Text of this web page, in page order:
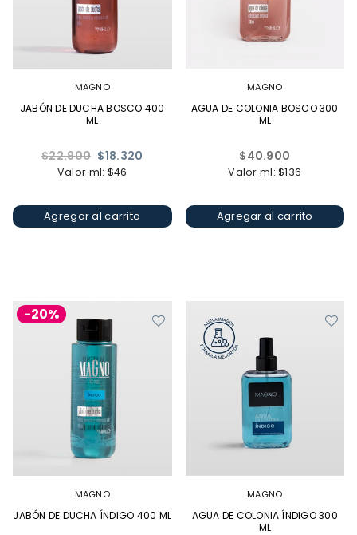
MAGNO
JABÓN DE DUCHA BOSCO 400
ML
Precio
habitual
$22.900 $18.320
Valor ml: $46
Agregar al carrito
MAGNO
AGUA DE COLONIA BOSCO 300
ML
Precio
habitual
$40.900
Valor ml: $136
Agregar al carrito
-20%
MAGNO
JABÓN DE DUCHA ÍNDIGO 400 ML
MAGNO
AGUA DE COLONIA ÍNDIGO 300
ML